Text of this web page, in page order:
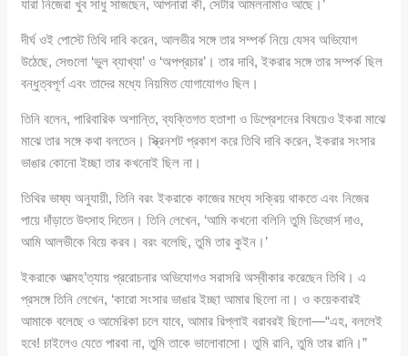
যারা নিজেরা খুব সাধু সাজছেন, আপনারা কী, সেটার আমলনামাও আছে।’
দীর্ঘ ওই পোস্টে তিথি দাবি করেন, আলভীর সঙ্গে তার সম্পর্ক নিয়ে যেসব অভিযোগ
উঠেছে, সেগুলো ‘ভুল ব্যাখ্যা’ ও ‘অপপ্রচার’। তার দাবি, ইকরার সঙ্গে তার সম্পর্ক ছিল
বন্ধুত্বপূর্ণ এবং তাদের মধ্যে নিয়মিত যোগাযোগও ছিল।
তিনি বলেন, পারিবারিক অশান্তি, ব্যক্তিগত হতাশা ও ডিপ্রেশনের বিষয়েও ইকরা মাঝে
মাঝে তার সঙ্গে কথা বলতেন। স্ক্রিনশট প্রকাশ করে তিথি দাবি করেন, ইকরার সংসার
ভাঙার কোনো ইচ্ছা তার কখনোই ছিল না।
তিথির ভাষ্য অনুযায়ী, তিনি বরং ইকরাকে কাজের মধ্যে সক্রিয় থাকতে এবং নিজের
পায়ে দাঁড়াতে উৎসাহ দিতেন। তিনি লেখেন, ‘আমি কখনো বলিনি তুমি ডিভোর্স দাও,
আমি আলভীকে বিয়ে করব। বরং বলেছি, তুমি তার কুইন।’
ইকরাকে আত্মহ’ত্যায় প্ররোচনার অভিযোগও সরাসরি অস্বীকার করেছেন তিথি। এ
প্রসঙ্গে তিনি লেখেন, ‘কারো সংসার ভাঙার ইচ্ছা আমার ছিলো না। ও কয়েকবারই
আমাকে বলেছে ও আমেরিকা চলে যাবে, আমার রিপ্লাই বরাবরই ছিলো—“এহ, বললেই
হবে! চাইলেও যেতে পারবা না, তুমি তাকে ভালোবাসো। তুমি রানি, তুমি তার রানি।”